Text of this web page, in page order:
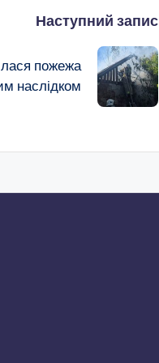
Наступний запис
пожежа
наслідком